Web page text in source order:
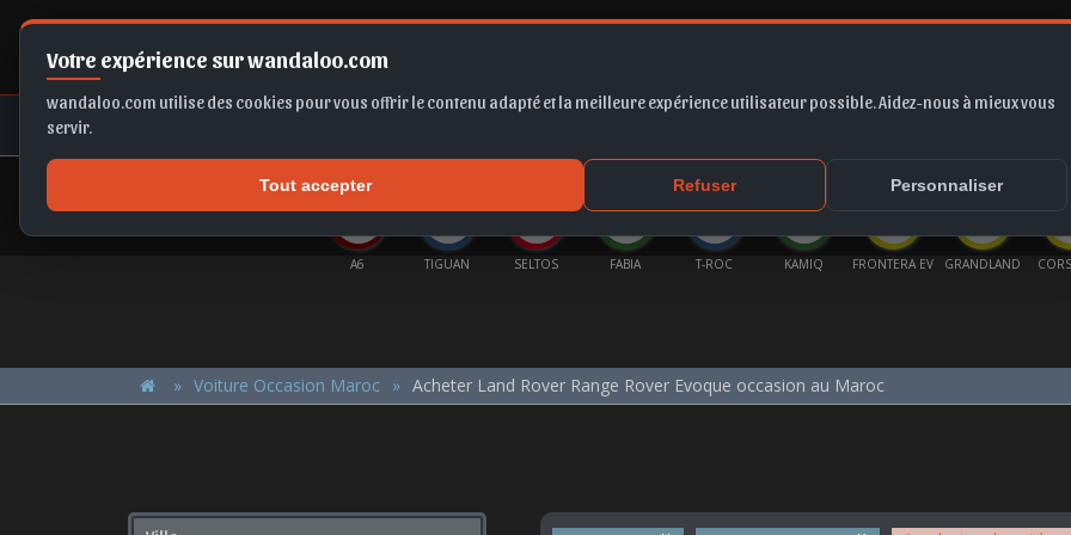
Votre expérience sur wandaloo.com
wandaloo.com utilise des cookies pour vous offrir le contenu adapté et la meilleure expérience utilisateur possible. Aidez-nous à mieux vous
servir.
Tout accepter Refuser Personnaliser
TIGUAN SELTOS FABIA T-ROC KAMIQ FRONTERA EV GRANDLAND CORSA BVA
Voiture Occasion Maroc Acheter Land Rover Range Rover Evoque occasion au Maroc